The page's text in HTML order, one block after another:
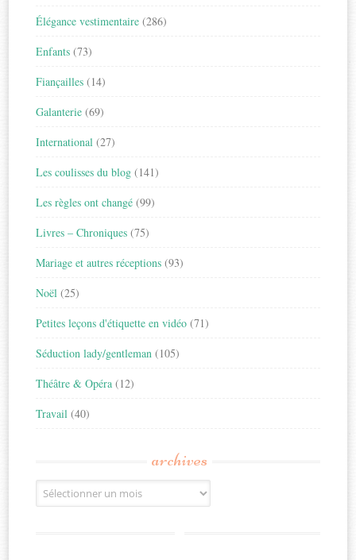
Élégance vestimentaire (286)
Enfants (73)
Fiançailles (14)
Galanterie (69)
International (27)
Les coulisses du blog (141)
Les règles ont changé (99)
Livres – Chroniques (75)
Mariage et autres réceptions (93)
Noël (25)
Petites leçons d'étiquette en vidéo (71)
Séduction lady/gentleman (105)
Théâtre & Opéra (12)
Travail (40)
archives
Archives